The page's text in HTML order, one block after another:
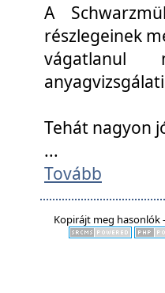
A
részlegeinek
vágatlanul
Tehát nagyon
...
Tovább
Kopirájt meg hasonlók